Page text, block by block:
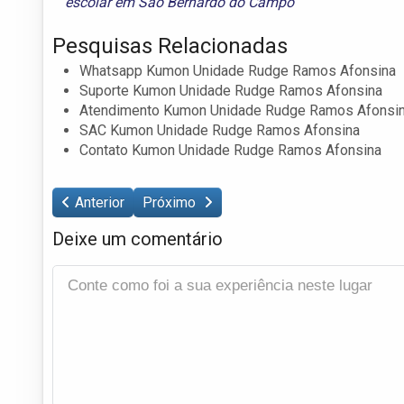
Pesquisas Relacionadas
Whatsapp Kumon Unidade Rudge Ramos Afonsina
Suporte Kumon Unidade Rudge Ramos Afonsina
Atendimento Kumon Unidade Rudge Ramos
SAC Kumon Unidade Rudge Ramos Afonsina
Contato Kumon Unidade Rudge Ramos Afonsina
Anterior Próximo
Deixe um comentário